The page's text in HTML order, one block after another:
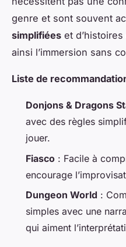
genre et sont souvent
simplifiées et
ainsi l’immersion sans
Liste de
Donjons & Dragons
avec des règles
jouer.
Fiasco : Facile à
encourage
Dungeon World :
simples avec une
qui aiment